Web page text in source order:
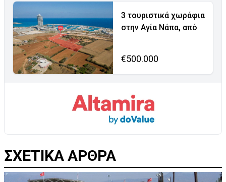
3 τουριστικά χωράφια
στην Αγία Νάπα, από
€500.000
ΣΧΕΤΙΚΑ ΑΡΘΡΑ